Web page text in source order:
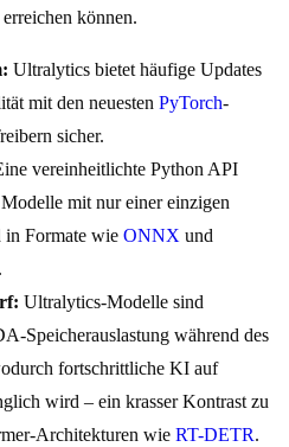
können.
Ultralytics bietet häufige Updates
mit den neuesten PyTorch-
sicher.
vereinheitlichte Python API
mit nur einer einzigen
in Formate wie ONNX und
Ultralytics-Modelle sind
Speicherauslastung während des
fortschrittliche KI auf
wird – ein krasser Kontrast zu
Architekturen wie RT-DETR.